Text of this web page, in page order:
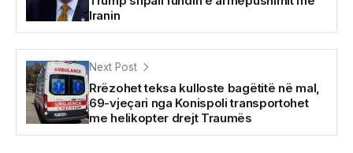
Iranin
Next Post
Rrëzohet teksa kulloste bagëtitë në mal,
69-vjeçari nga Konispoli transportohet
me helikopter drejt Traumës